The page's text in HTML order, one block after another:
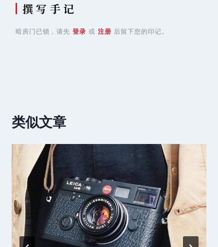
撰 写 手 记
暗房门已锁，请先 登录 或 注册 后留下您的印记。
类似文章